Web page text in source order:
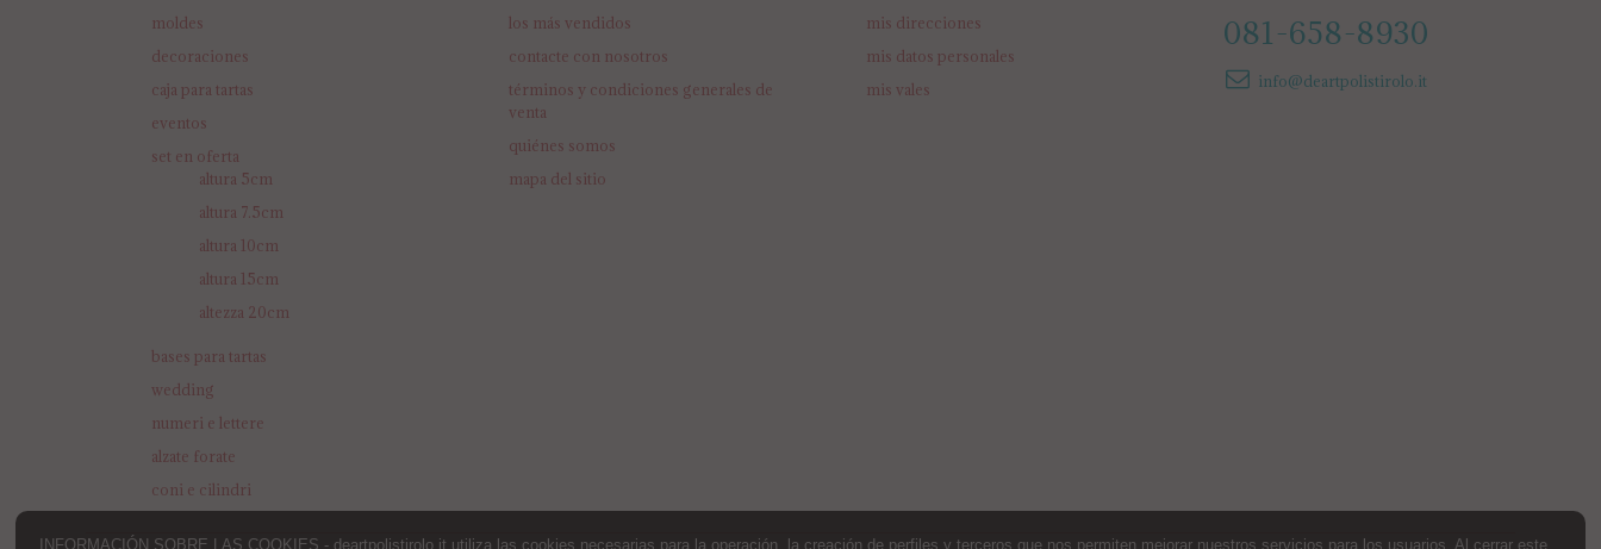
INFORMACIÓN SOBRE LAS COOKIES - deartpolistirolo.it utiliza las cookies necesarias para la operación, la creación de perfiles y terceros que nos permiten mejorar nuestros servicios para los usuarios. Al cerrar este
moldes
decoraciones
caja para tartas
eventos
set en oferta
altura 5cm
altura 7.5cm
altura 10cm
altura 15cm
altezza 20cm
bases para tartas
wedding
numeri e lettere
alzate forate
coni e cilindri
los más vendidos
contacte con nosotros
términos y condiciones generales de
venta
quiénes somos
mapa del sitio
mis direcciones
mis datos personales
mis vales
081-658-8930
info@deartpolistirolo.it